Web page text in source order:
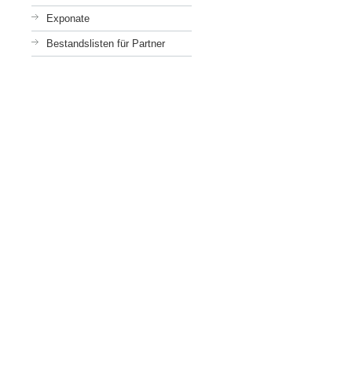
Exponate
Bestandslisten für Partner